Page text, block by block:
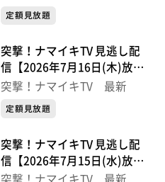
定額見放題
突撃！ナマイキTV 見逃し配
信【2026年7月16日(木)放送
分】
突撃！ナマイキTV 最新
定額見放題
突撃！ナマイキTV 見逃し配
信【2026年7月15日(水)放送
分】
突撃！ナマイキTV 最新